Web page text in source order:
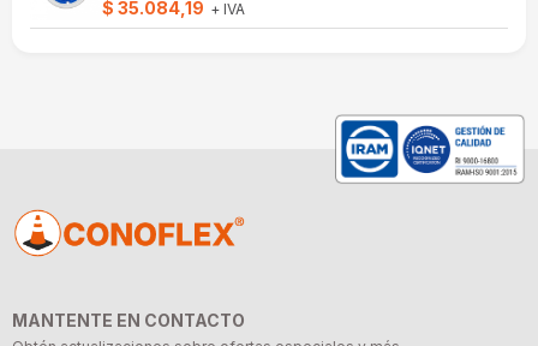
$ 35.084,19 + IVA
MANTENTE EN CONTACTO